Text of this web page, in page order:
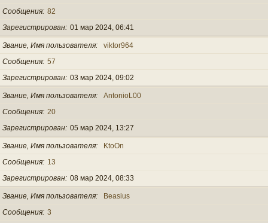
Сообщения 82
Зарегистрирован 01 мар 2024, 06:41
Звание, Имя пользователя
viktor964
Сообщения 57
Зарегистрирован 03 мар 2024, 09:02
Звание, Имя пользователя
AntonioL00
Сообщения 20
Зарегистрирован 05 мар 2024, 13:27
Звание, Имя пользователя
KtoOn
Сообщения
13
Зарегистрирован 08 мар 2024, 08:33
Звание, Имя пользователя
Beasius
Сообщения 3